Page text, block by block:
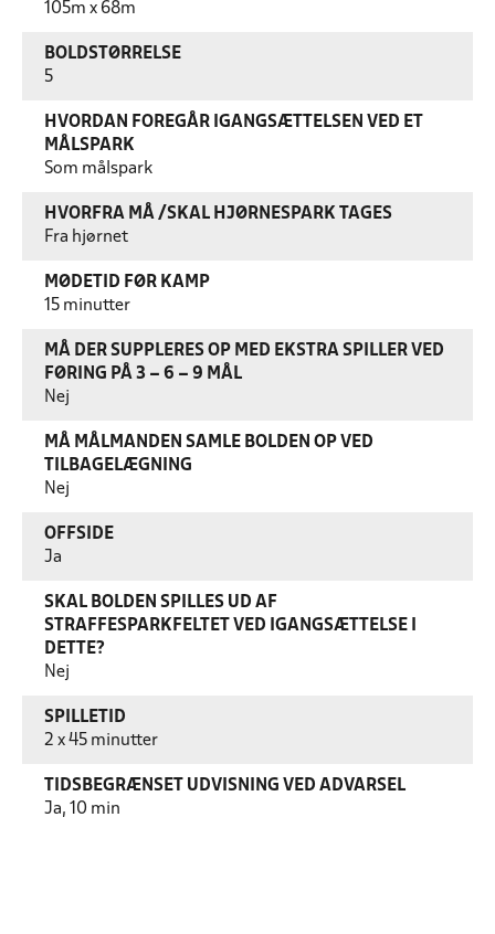
105m x 68m
BOLDSTØRRELSE
5
HVORDAN FOREGÅR IGANGSÆTTELSEN VED ET
MÅLSPARK
Som målspark
HVORFRA MÅ /SKAL HJØRNESPARK TAGES
Fra hjørnet
MØDETID FØR KAMP
15 minutter
MÅ DER SUPPLERES OP MED EKSTRA SPILLER VED
FØRING PÅ 3 – 6 – 9 MÅL
Nej
MÅ MÅLMANDEN SAMLE BOLDEN OP VED
TILBAGELÆGNING
Nej
OFFSIDE
Ja
SKAL BOLDEN SPILLES UD AF
STRAFFESPARKFELTET VED IGANGSÆTTELSE I
DETTE?
Nej
SPILLETID
2 x 45 minutter
TIDSBEGRÆNSET UDVISNING VED ADVARSEL
Ja, 10 min